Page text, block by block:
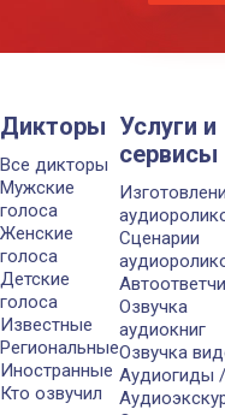
Дикторы
Все дикторы
Мужские
голоса
Женские
голоса
Детские
голоса
Известные
Региональные
Иностранные
Кто озвучил
Услуги и
сервисы
Сценарии
Озвучка
аудиокниг
Озвучка
Аудиогиды /